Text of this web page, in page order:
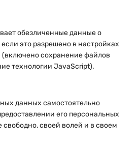
обезличенные данные о
это разрешено в настройках
(включено сохранение файлов
технологии JavaScript).
данных самостоятельно
его персональных
свободно, своей волей и в своем